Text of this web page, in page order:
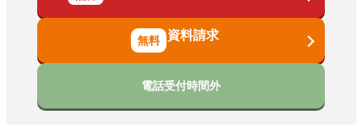
資料請求
電話受付時間外